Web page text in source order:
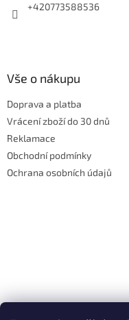
+420773588536
Vše o nákupu
Doprava a platba
Vrácení zboží do 30 dnů
Reklamace
Obchodní podmínky
Ochrana osobních údajů